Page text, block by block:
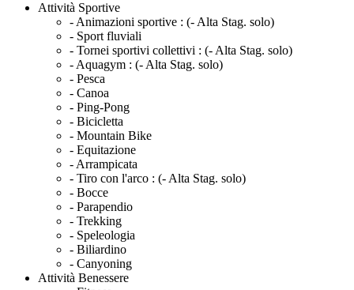
Attività Sportive
- Animazioni sportive : (- Alta Stag. solo)
- Sport fluviali
- Tornei sportivi collettivi : (- Alta Stag. solo)
- Aquagym : (- Alta Stag. solo)
- Pesca
- Canoa
- Ping-Pong
- Bicicletta
- Mountain Bike
- Equitazione
- Arrampicata
- Tiro con l'arco : (- Alta Stag. solo)
- Bocce
- Parapendio
- Trekking
- Speleologia
- Biliardino
- Canyoning
Attività Benessere